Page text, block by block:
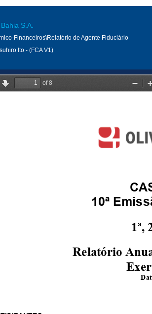
S.A.
Financeiros\Relatório de Agente Fiduciário
Ito - (FCA V1)